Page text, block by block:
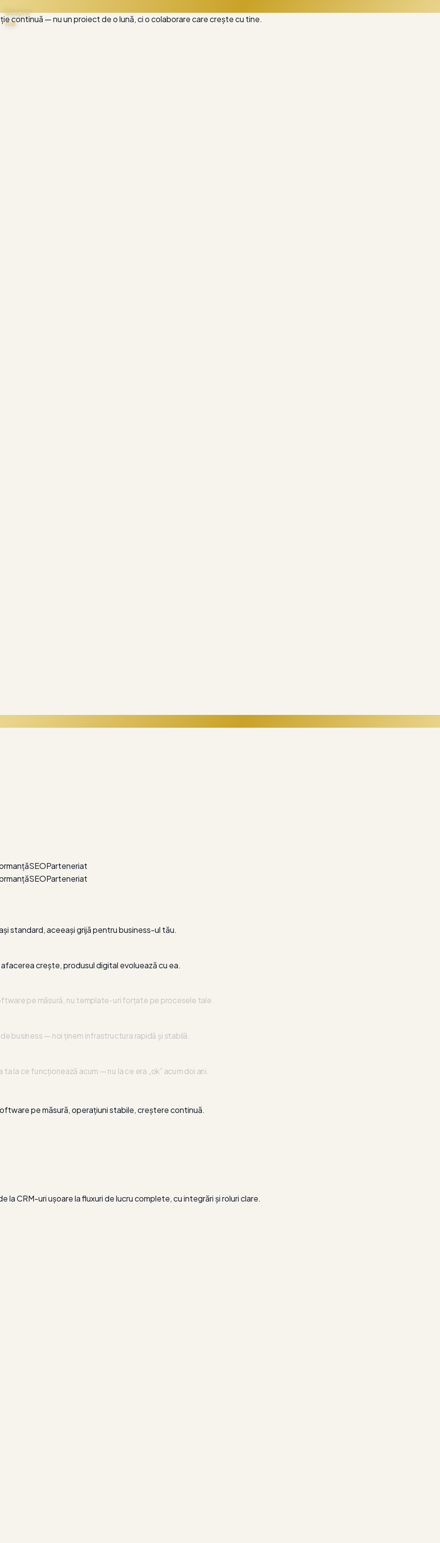
Despre
noicontinuă — nu un proiect de o lună, ci o colaborare care crește cu tine.
SEOParteneriat
SEOParteneriat
standard, aceeași grijă pentru business-ul tău.
crește, produsul digital evoluează cu ea.
pe măsură, nu template-uri forțate pe procesele tale.
business — noi ținem infrastructura rapidă și stabilă.
la ce funcționează acum — nu la ce era „ok” acum doi ani.
pe măsură, operațiuni stabile, creștere continuă.
CRM-uri ușoare la fluxuri de lucru complete, cu integrări și roluri clare.